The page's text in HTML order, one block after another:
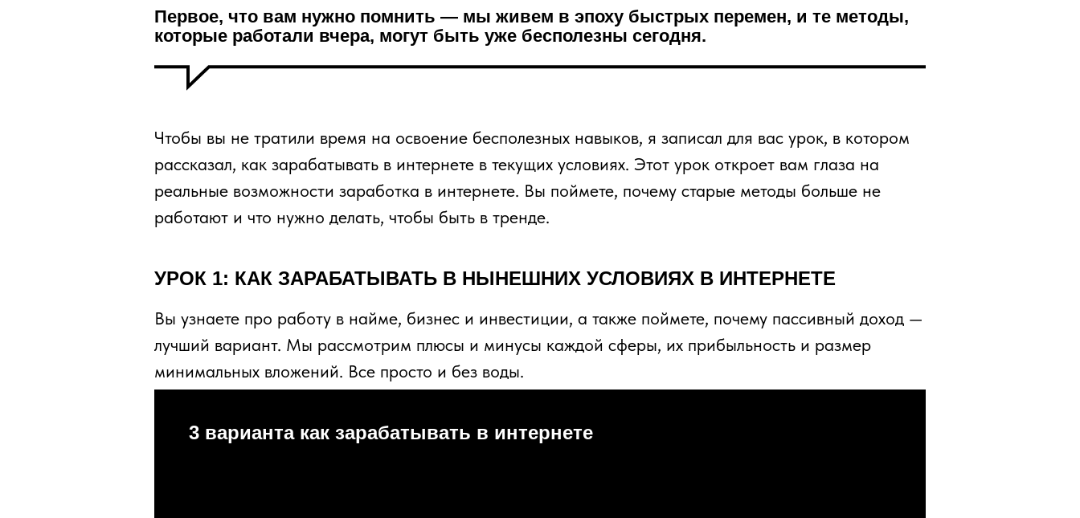
Первое, что вам нужно помнить — мы живем в эпоху быстрых перемен, и те методы,
которые работали вчера, могут быть уже бесполезны сегодня.
Чтобы вы не тратили время на освоение бесполезных навыков, я записал для вас урок, в котором
рассказал, как зарабатывать в интернете в текущих условиях. Этот урок откроет вам глаза на
реальные возможности заработка в интернете. Вы поймете, почему старые методы больше не
работают и что нужно делать, чтобы быть в тренде.
УРОК 1: КАК ЗАРАБАТЫВАТЬ В НЫНЕШНИХ УСЛОВИЯХ В ИНТЕРНЕТЕ
Вы узнаете про работу в найме, бизнес и инвестиции, а также поймете, почему пассивный доход —
лучший вариант. Мы рассмотрим плюсы и минусы каждой сферы, их прибыльность и размер
минимальных вложений. Все просто и без воды.
3 варианта как зарабатывать в интернете